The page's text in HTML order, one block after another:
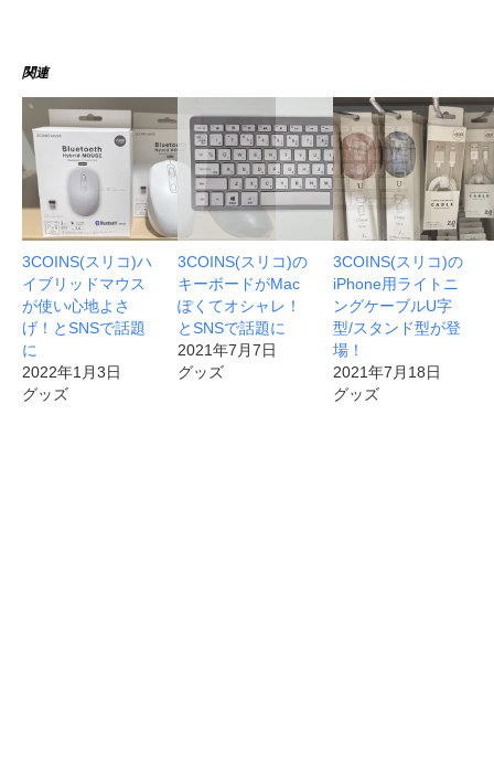
関連
3COINS(スリコ)ハ
イブリッドマウス
が使い心地よさ
げ！とSNSで話題
に
2022年1月3日
グッズ
3COINS(スリコ)の
キーボードがMac
ぽくてオシャレ！
とSNSで話題に
2021年7月7日
グッズ
3COINS(スリコ)の
iPhone用ライトニ
ングケーブルU字
型/スタンド型が登
場！
2021年7月18日
グッズ